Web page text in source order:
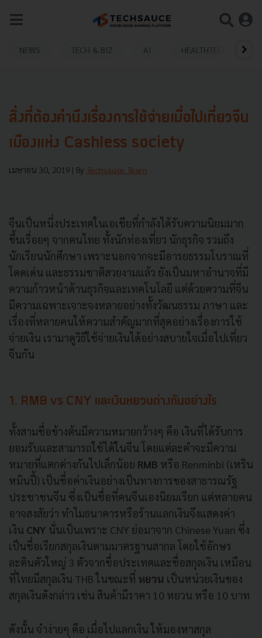
NEWS TECH & BIZ AI HEALTHTECH
สิ่งที่ต้องคำนึงเรื่องการใช้จ่ายเมื่อไปเที่ยวจีน
เมืองแห่ง Cashless society
เมษายน 30, 2019 | By Techsauce Team
จีนเป็นหนึ่งประเทศในเอเชียที่กำลังได้รับความนิยมมาก
ขึ้นเรื่อยๆ จากคนไทย ทั้งนักท่องเที่ยว นักธุรกิจ รวมถึง
นักเรียนนักศึกษา เพราะนอกจากจะมีอารยธรรมโบราณที่
โดดเด่น และธรรมชาติสวยงามแล้ว ยังเป็นมหาอำนาจที่มี
ความก้าวหน้าด้านธุรกิจและเทคโนโลยี แต่ด้วยความที่จีน
มีความเฉพาะเจาะจงหลายอย่างทั้งวัฒนธรรม ภาษา และ
เรื่องที่หลายคนให้ความสำคัญมากที่สุดอย่างเรื่องการใช้
จ่ายเงิน เรามาดูวิธีใช้จ่ายเงินได้อย่างสบายใจเมื่อไปเที่ยว
จีนกัน
1. RMB vs CNY และเงินหยวนต่างกันอย่างไร
ทั้งสามชื่อข้างต้นมีความหมายกว้างๆ คือ เงินที่ได้รับการ
ยอมรับและสามารถใช้ได้ในจีน โดยแต่ละคำจะมีความ
หมายที่แตกต่างกันไปเล็กน้อย RMB หรือ Renminbi (เหริน
หมินปี้) เป็นชื่อค่าเงินอย่างเป็นทางการของสาธารณรัฐ
ประชาชนจีน ซึ่งเป็นชื่อที่คนจีนเองนิยมเรียก แต่หลายคน
อาจสงสัยว่า ทำไมธนาคารหรือร้านแลกเงินจึงแสดงค่า
เงิน CNY นั่นเป็นเพราะ CNY ย่อมาจาก Chinese Yuan ซึ่ง
เป็นชื่อเรียกสกุลเงินตามมาตรฐานสากล โดยใช้อักษร
ละตินตัวใหญ่ 3 ตัวจากชื่อประเทศและชื่อสกุลเงิน เหมือน
ที่ไทยมีสกุลเงิน THB ในขณะที่ หยวน เป็นหน่วยเงินของ
สกุลเงินดังกล่าว เช่น สินค้ามีราคา 10 หยวน หรือ 10 บาท
ดังนั้น จำง่ายๆ คือ เมื่อไปแลกเงิน ให้มองหาสกุล